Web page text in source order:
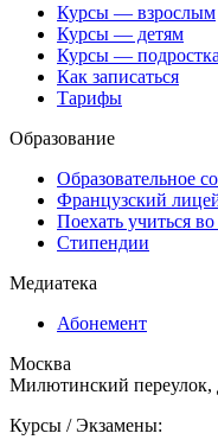
Курсы — взрослым
Курсы — детям
Курсы —
Как записаться
Тарифы
Образование
Образовательное
Французский
Поехать учиться
Стипендии
Медиатека
Абонемент
Москва
Милютинский переулок,
Курсы / Экзамены: